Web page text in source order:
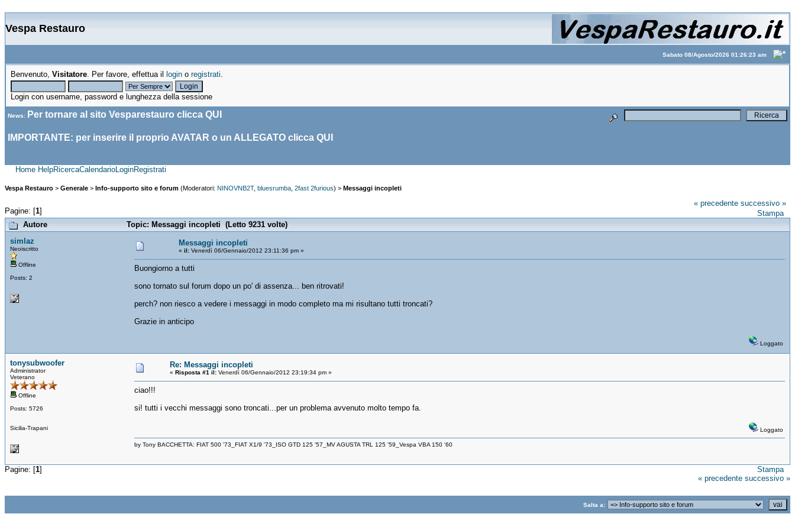
Vespa Restauro
Sabato 08/Agosto/2026 01:26:23 am
Benvenuto, Visitatore. Per favore, effettua il login o registrati.
Login con username, password e lunghezza della sessione
News: Per tornare al sito Vesparestauro clicca QUI
IMPORTANTE: per inserire il proprio AVATAR o un ALLEGATO clicca QUI
Home HelpRicercaCalendarioLoginRegistrati
Vespa Restauro > Generale > Info-supporto sito e forum (Moderatori: NINOVNB2T, bluesrumba 2fast 2furious) > Messaggi incopleti
Pagine: [1]
« precedente successivo »
Stampa
Autore
Topic: Messaggi incopleti (Letto 9231 volte)
simlaz
Neoiscritto
Offline
Posts: 2
Messaggi incopleti
« il: Venerdì 06/Gennaio/2012 23:11:36 pm »
Buongiorno a tutti
sono tornato sul forum dopo un po' di assenza... ben ritrovati!
perch? non riesco a vedere i messaggi in modo completo ma mi risultano tutti troncati?
Grazie in anticipo
Loggato
tonysubwoofer
Administrator
Veterano
Offline
Posts: 5726
Sicilia-Trapani
Re: Messaggi incopleti
« Risposta #1 il: Venerdì 06/Gennaio/2012 23:19:34 pm »
ciao!!!
si! tutti i vecchi messaggi sono troncati...per un problema avvenuto molto tempo fa.
Loggato
by Tony BACCHETTA: FIAT 500 '73_FIAT X1/9 '73_ISO GTD 125 '57_MV AGUSTA TRL 125 '59_Vespa VBA 150 '60
Pagine: [1]
Stampa
« precedente successivo »
Salta a: